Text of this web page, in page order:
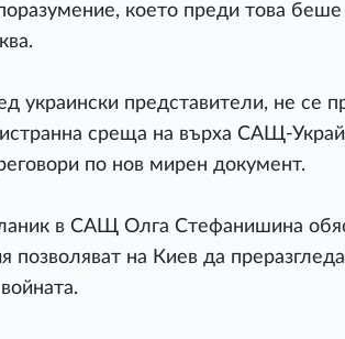
което преди това
украински представители, не се
среща на върха САЩ-
по нов мирен документ.
в САЩ Олга Стефанишина
позволяват на Киев да